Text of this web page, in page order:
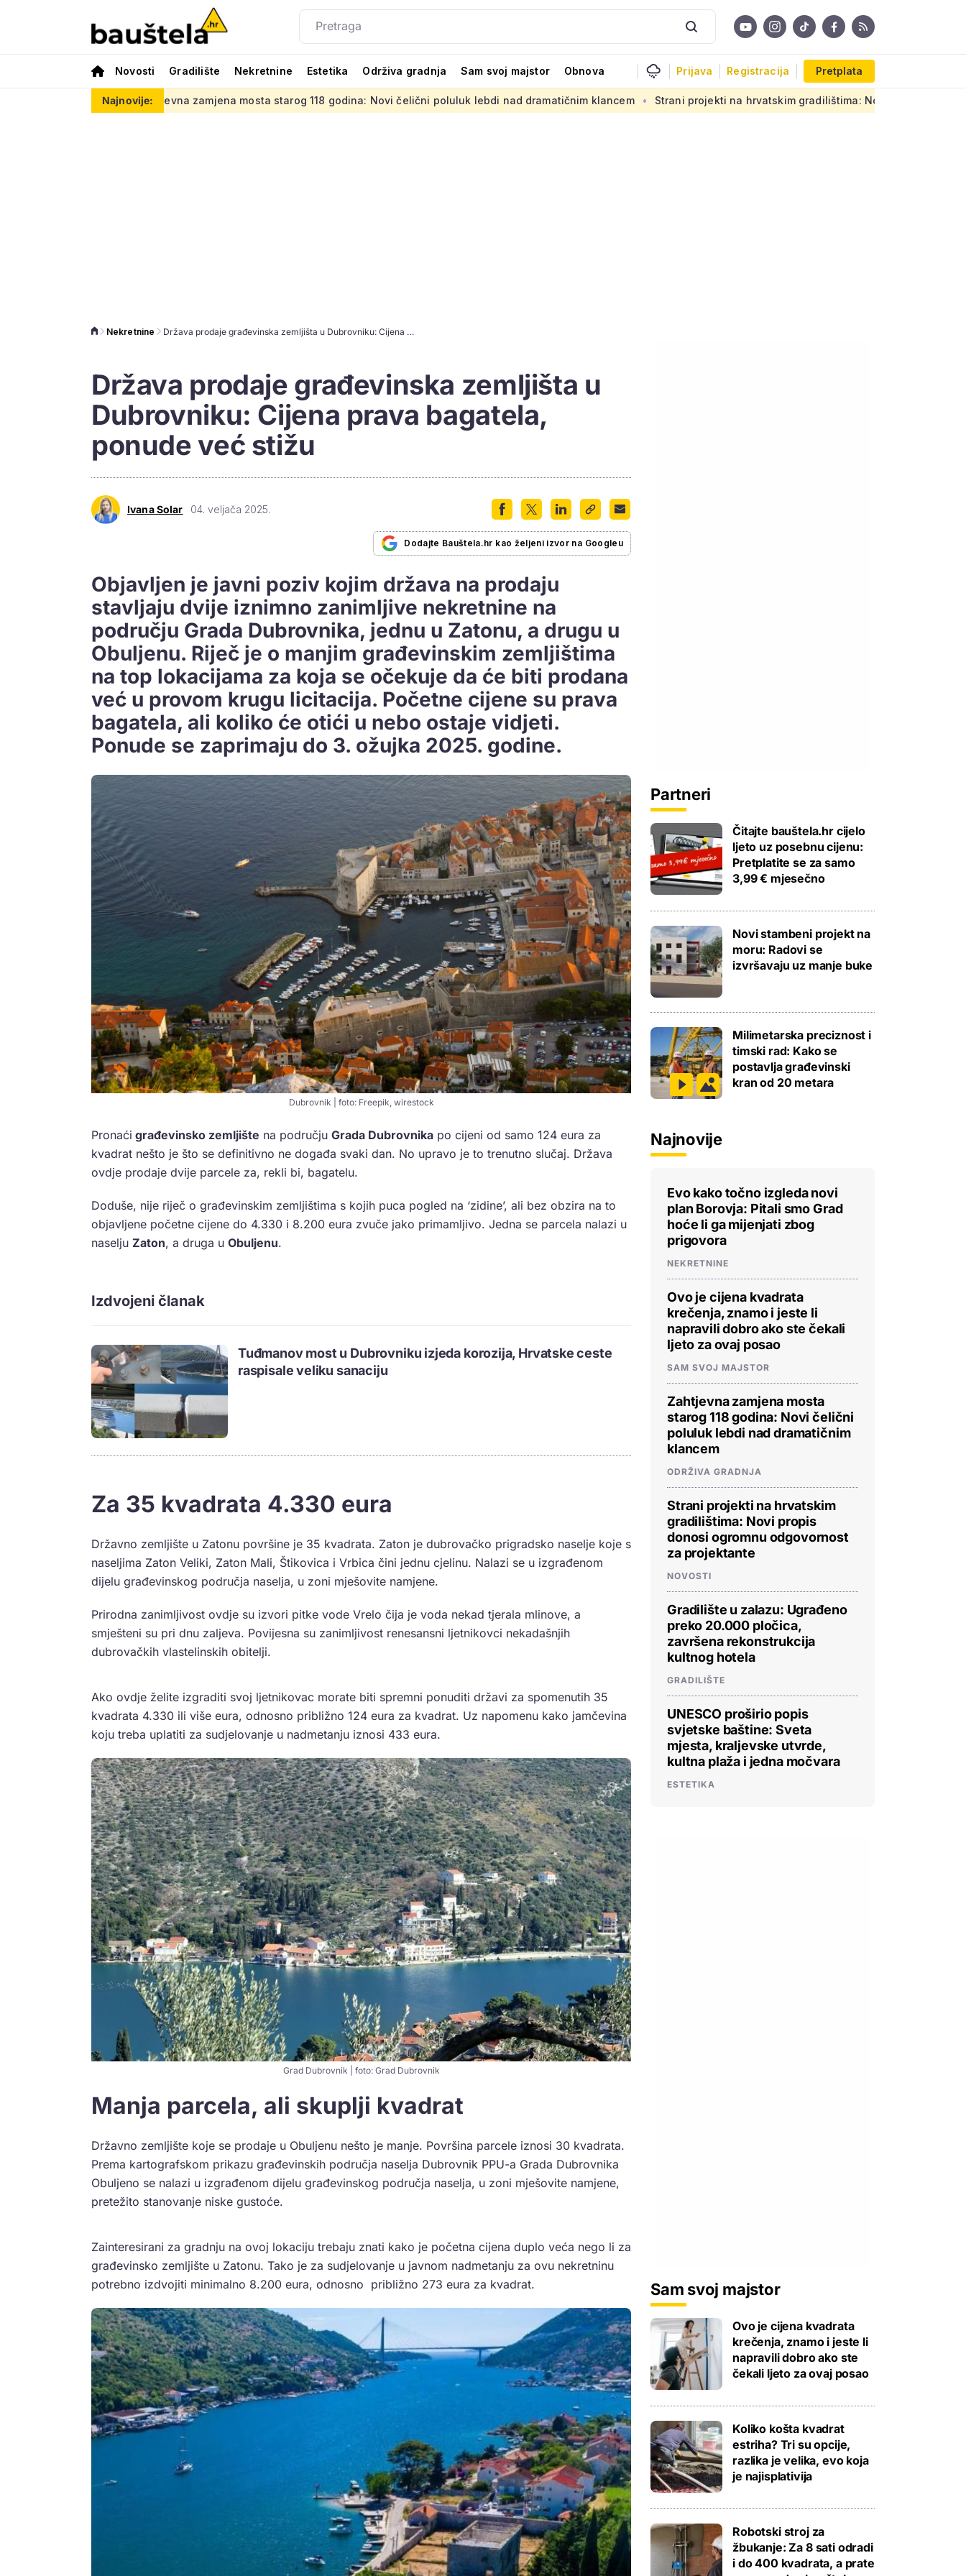
Novosti Gradilište Nekretnine Estetika Održiva gradnja Sam svoj majstor Obnova Prijava Registracija Pretplata
Najnovije:
Zahtjevna zamjena mosta starog 118 godina: Novi čelični poluluk lebdi nad dramatičnim klancem Strani projekti na hrvatskim gradilištima: Novi propis donosi ogromnu
Nekretnine Država prodaje građevinska zemljišta u Dubrovniku: Cijena prava bagatela, ponude već stižu
Država prodaje građevinska zemljišta u
Dubrovniku: Cijena prava bagatela,
ponude već stižu
Ivana Solar 04. veljača 2025.
Dodajte Bauštela.hr kao željeni izvor na Googleu
Objavljen je javni poziv kojim država na prodaju
stavljaju dvije iznimno zanimljive nekretnine na
području Grada Dubrovnika, jednu u Zatonu, a drugu u
Obuljenu. Riječ je o manjim građevinskim zemljištima
na top lokacijama za koja se očekuje da će biti prodana
već u provom krugu licitacija. Početne cijene su prava
bagatela, ali koliko će otići u nebo ostaje vidjeti.
Ponude se zaprimaju do 3. ožujka 2025. godine.
Dubrovnik | foto: Freepik, wirestock
Pronaći građevinsko zemljište na području Grada Dubrovnika po cijeni od samo 124 eura za
kvadrat nešto je što se definitivno ne događa svaki dan. No upravo je to trenutno slučaj. Država
ovdje prodaje dvije parcele za, rekli bi, bagatelu.
Doduše, nije riječ o građevinskim zemljištima s kojih puca pogled na ‘zidine’, ali bez obzira na to
objavljene početne cijene do 4.330 i 8.200 eura zvuče jako primamljivo. Jedna se parcela nalazi u
naselju Zaton, a druga u Obuljenu.
Izdvojeni članak
Tuđmanov most u Dubrovniku izjeda korozija, Hrvatske ceste
raspisale veliku sanaciju
Za 35 kvadrata 4.330 eura
Državno zemljište u Zatonu površine je 35 kvadrata. Zaton je dubrovačko prigradsko naselje koje s
naseljima Zaton Veliki, Zaton Mali, Štikovica i Vrbica čini jednu cjelinu. Nalazi se u izgrađenom
dijelu građevinskog područja naselja, u zoni mješovite namjene.
Prirodna zanimljivost ovdje su izvori pitke vode Vrelo čija je voda nekad tjerala mlinove, a
smješteni su pri dnu zaljeva. Povijesna su zanimljivost renesansni ljetnikovci nekadašnjih
dubrovačkih vlastelinskih obitelji.
Ako ovdje želite izgraditi svoj ljetnikovac morate biti spremni ponuditi državi za spomenutih 35
kvadrata 4.330 ili više eura, odnosno približno 124 eura za kvadrat. Uz napomenu kako jamčevina
koju treba uplatiti za sudjelovanje u nadmetanju iznosi 433 eura.
Grad Dubrovnik | foto: Grad Dubrovnik
Manja parcela, ali skuplji kvadrat
Državno zemljište koje se prodaje u Obuljenu nešto je manje. Površina parcele iznosi 30 kvadrata.
Prema kartografskom prikazu građevinskih područja naselja Dubrovnik PPU-a Grada Dubrovnika
Obuljeno se nalazi u izgrađenom dijelu građevinskog područja naselja, u zoni mješovite namjene,
pretežito stanovanje niske gustoće.
Zainteresirani za gradnju na ovoj lokaciju trebaju znati kako je početna cijena duplo veća nego li za
građevinsko zemljište u Zatonu. Tako je za sudjelovanje u javnom nadmetanju za ovu nekretninu
potrebno izdvojiti minimalno 8.200 eura, odnosno približno 273 eura za kvadrat.
Partneri
Čitajte bauštela.hr cijelo
ljeto uz posebnu cijenu:
Pretplatite se za samo
3,99 € mjesečno
Novi stambeni projekt na
moru: Radovi se
izvršavaju uz manje buke
Milimetarska preciznost i
timski rad: Kako se
postavlja građevinski
kran od 20 metara
Najnovije
Evo kako točno izgleda novi
plan Borovja: Pitali smo Grad
hoće li ga mijenjati zbog
prigovora
NEKRETNINE
Ovo je cijena kvadrata
krečenja, znamo i jeste li
napravili dobro ako ste čekali
ljeto za ovaj posao
SAM SVOJ MAJSTOR
Zahtjevna zamjena mosta
starog 118 godina: Novi čelični
poluluk lebdi nad dramatičnim
klancem
ODRŽIVA GRADNJA
Strani projekti na hrvatskim
gradilištima: Novi propis
donosi ogromnu odgovornost
za projektante
NOVOSTI
Gradilište u zalazu: Ugrađeno
preko 20.000 pločica,
završena rekonstrukcija
kultnog hotela
GRADILIŠTE
UNESCO proširio popis
svjetske baštine: Sveta
mjesta, kraljevske utvrde,
kultna plaža i jedna močvara
ESTETIKA
Sam svoj majstor
Ovo je cijena kvadrata
krečenja, znamo i jeste li
napravili dobro ako ste
čekali ljeto za ovaj posao
Koliko košta kvadrat
estriha? Tri su opcije,
razlika je velika, evo koja
je najisplativija
Robotski stroj za
žbukanje: Za 8 sati odradi
i do 400 kvadrata, a prate